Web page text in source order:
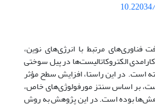
فناوری‌های مرتبط با انرژی‌های نوین،
الکتروکاتالیست‌ها در پیل سوختی
است. در این راستا، افزایش سطح مؤثر
بر اساس سنتز مورفولوژی‌های خاص،
بوده است. در این پژوهش به روش